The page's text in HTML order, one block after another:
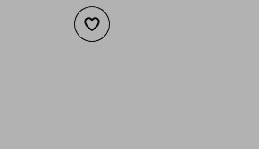
Добави към списъка с